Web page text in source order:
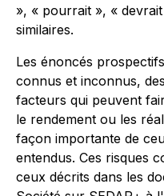
», « pourrait », «
similaires.
Les énoncés
connus et inconnus,
facteurs qui peuvent
le rendement ou les
façon importante de
entendus. Ces risques
ceux décrits dans les